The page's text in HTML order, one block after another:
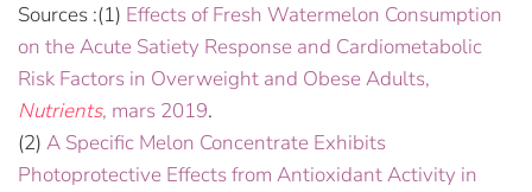
Sources :(1) Effects of Fresh Watermelon Consumption
on the Acute Satiety Response and Cardiometabolic
Risk Factors in Overweight and Obese Adults,
Nutrients, mars 2019.
(2) A Specific Melon Concentrate Exhibits
Photoprotective Effects from Antioxidant Activity in